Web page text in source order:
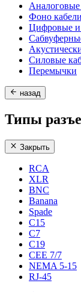
Фоно кабели
Цифровые и
Силовые
Перемычки
назад
Типы
Закрыть
RCA
XLR
BNC
Banana
Spade
C15
С7
C19
CEE 7/7
NEMA 5-15
RJ-45